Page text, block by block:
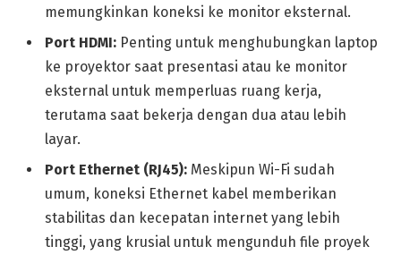
memungkinkan koneksi ke monitor eksternal.
Port HDMI: Penting untuk menghubungkan laptop
ke proyektor saat presentasi atau ke monitor
eksternal untuk memperluas ruang kerja,
terutama saat bekerja dengan dua atau lebih
layar.
Port Ethernet (RJ45): Meskipun Wi-Fi sudah
umum, koneksi Ethernet kabel memberikan
stabilitas dan kecepatan internet yang lebih
tinggi, yang krusial untuk mengunduh file proyek